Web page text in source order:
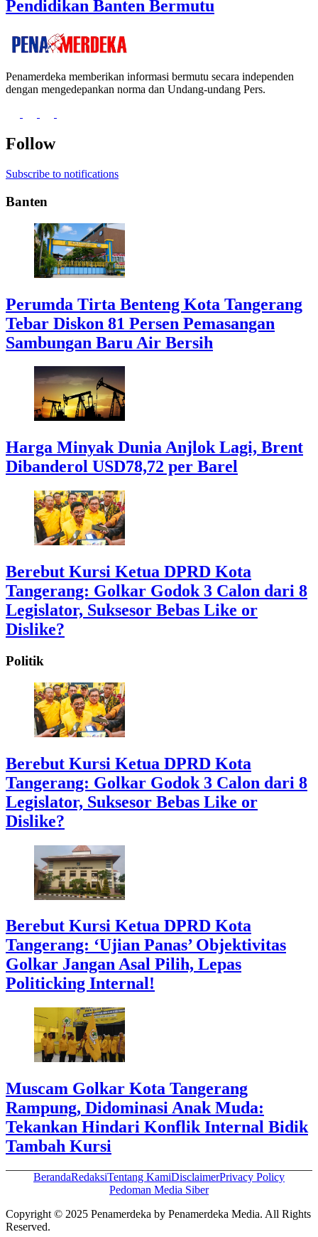
Pendidikan Banten Bermutu
Penamerdeka memberikan informasi bermutu secara independen
dengan mengedepankan norma dan Undang-undang Pers.
Follow
Subscribe to notifications
Banten
Perumda Tirta Benteng Kota Tangerang
Tebar Diskon 81 Persen Pemasangan
Sambungan Baru Air Bersih
Harga Minyak Dunia Anjlok Lagi, Brent
Dibanderol USD78,72 per Barel
Berebut Kursi Ketua DPRD Kota
Tangerang: Golkar Godok 3 Calon dari 8
Legislator, Suksesor Bebas Like or
Dislike?
Politik
Berebut Kursi Ketua DPRD Kota
Tangerang: Golkar Godok 3 Calon dari 8
Legislator, Suksesor Bebas Like or
Dislike?
Berebut Kursi Ketua DPRD Kota
Tangerang: ‘Ujian Panas’ Objektivitas
Golkar Jangan Asal Pilih, Lepas
Politicking Internal!
Muscam Golkar Kota Tangerang
Rampung, Didominasi Anak Muda:
Tekankan Hindari Konflik Internal Bidik
Tambah Kursi
BerandaRedaksiTentang KamiDisclaimerPrivacy Policy
Pedoman Media Siber
Copyright © 2025 Penamerdeka by Penamerdeka Media. All Rights
Reserved.